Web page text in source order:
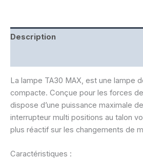
Description
La lampe TA30 MAX, est une lampe
compacte. Conçue pour les forces
dispose d’une puissance maximale
interrupteur multi positions au talon
plus réactif sur les changements de
Caractéristiques :